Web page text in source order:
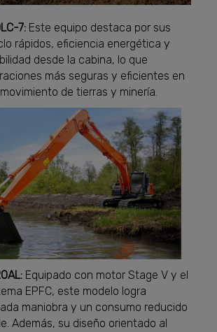
7: Este equipo destaca por sus
rápidos, eficiencia energética y
desde la cabina, lo que
más seguras y eficientes en
de tierras y minería.
Equipado con motor Stage V y el
EPFC, este modelo logra
maniobra y un consumo reducido
Además, su diseño orientado al